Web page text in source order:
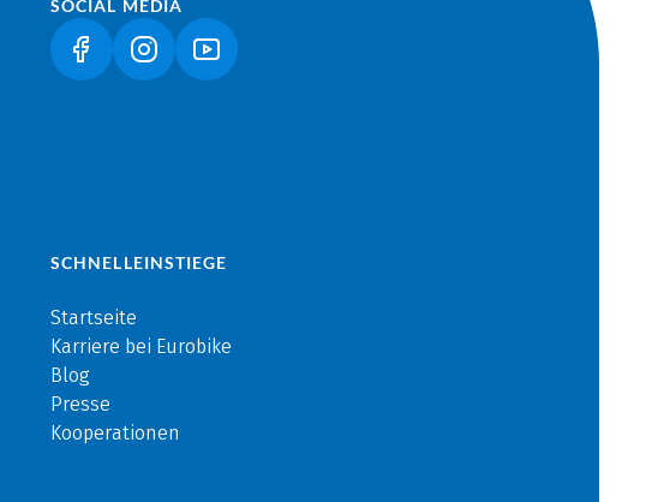
SOCIAL MEDIA
(LINK ÖFFNET IN NEUEM TAB)
(LINK ÖFFNET IN NEUEM TAB)
(LINK ÖFFNET IN NEUEM TAB)
SCHNELLEINSTIEGE
Startseite
Karriere bei Eurobike
Blog
Presse
Kooperationen